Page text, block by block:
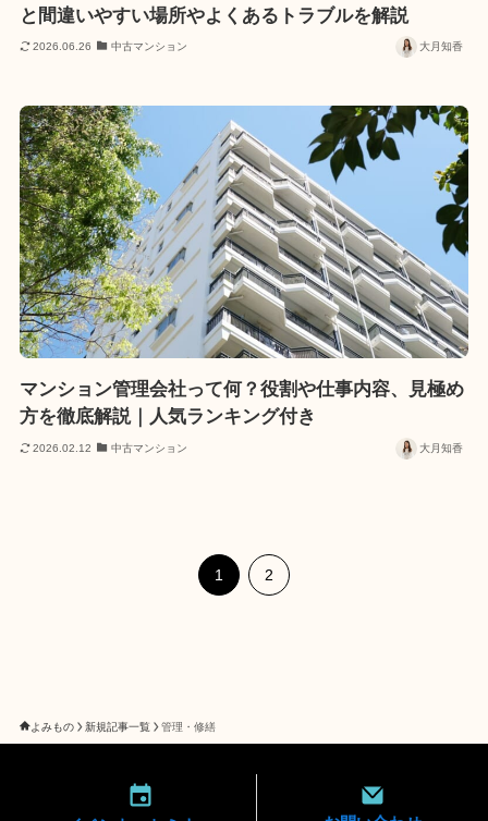
と間違いやすい場所やよくあるトラブルを解説
2026.06.26 中古マンション 大月知香
マンション管理会社って何？役割や仕事内容、見極め
方を徹底解説｜人気ランキング付き
2026.02.12 中古マンション 大月知香
1 2
よみもの 新規記事一覧 管理・修繕